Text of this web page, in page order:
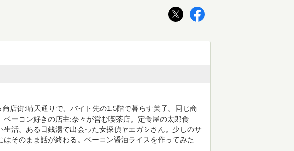
店街:晴天通りで、バイト先の1.5階で暮らす美子。同じ商
ベーコン好きの店主:奈々が営む喫茶店。定食屋の太郎食
生活。ある日銭湯で出会った女探偵ヤエガシさん。少しのサ
はそのまま話が終わる。ベーコン醤油ライスを作ってみた